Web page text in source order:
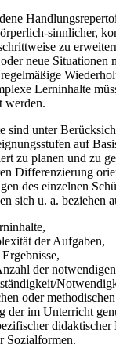
sinnlicher,
zu
neue Situationen
Lerninhalte
werden.
sind unter
auf
zu planen und zu
Differenzierung
des einzelnen
sich u. a. beziehen
der Aufgaben,
der
oder
der im Unterricht
Sozialformen.